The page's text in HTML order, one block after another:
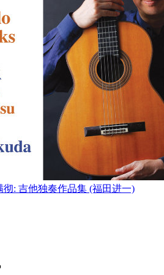
彻: 吉他独奏作品集 (福田进一)